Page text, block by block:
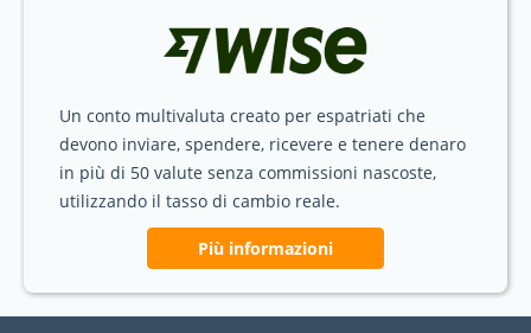
Un conto multivaluta creato per espatriati che
devono inviare, spendere, ricevere e tenere denaro
in più di 50 valute senza commissioni nascoste,
utilizzando il tasso di cambio reale.
Più informazioni